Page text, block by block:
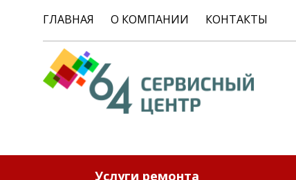
ГЛАВНАЯ О КОМПАНИИ КОНТАКТЫ
Услуги ремонта